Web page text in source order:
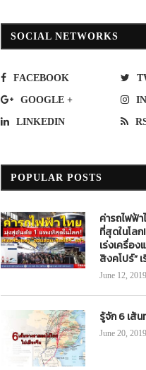
SOCIAL NETWORKS
FACEBOOK
GOOGLE +
LINKEDIN
POPULAR POSTS
ค่ารถไฟฟ้
ที่สุดในโลก!
เร่งเครื่อ
สิงคโปร์”
June 12, 2019
รู้จัก 6 เส้
June 20, 2019